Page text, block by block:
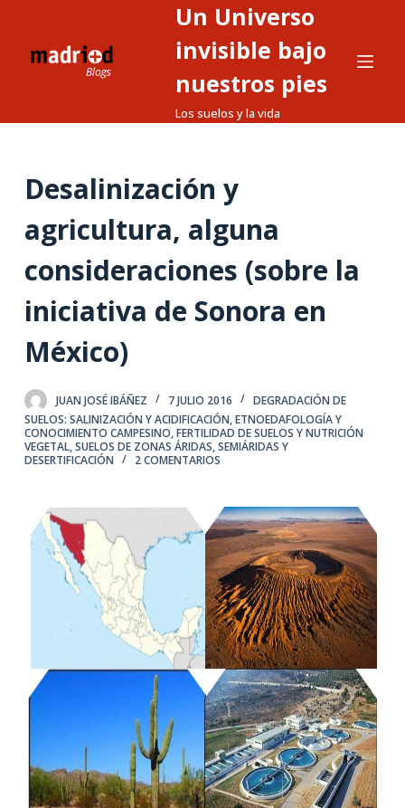
o
n
o
Un Universo
invisible bajo
nuestros pies
Los suelos y la vida
Desalinización y
agricultura, alguna
consideraciones (sobre la
iniciativa de Sonora en
México)
JUAN JOSÉ IBÁÑEZ 7 JULIO 2016
DEGRADACIÓN DE
SUELOS: SALINIZACIÓN Y ACIDIFICACIÓN,ETNOEDAFOLOGÍA Y
CONOCIMIENTO CAMPESINO,FERTILIDAD DE SUELOS Y NUTRICIÓN
VEGETAL,SUELOS DE ZONAS ÁRIDAS, SEMIÁRIDAS Y
DESERTIFICACIÓN
2 COMENTARIOS